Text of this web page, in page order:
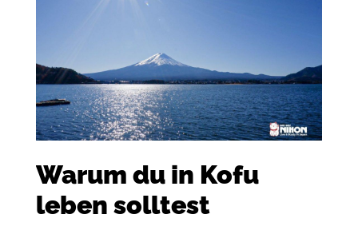
Warum du in Kofu
leben solltest